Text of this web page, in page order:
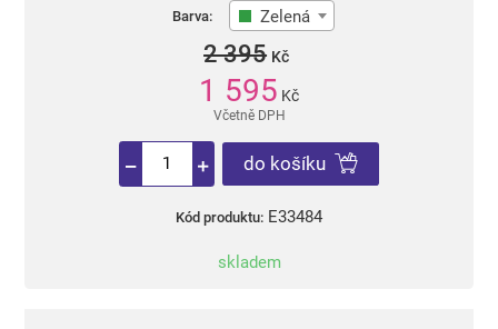
Barva: Zelená
2 395 Kč
1 595 Kč
Včetně DPH
do košíku
Kód produktu: E33484
skladem